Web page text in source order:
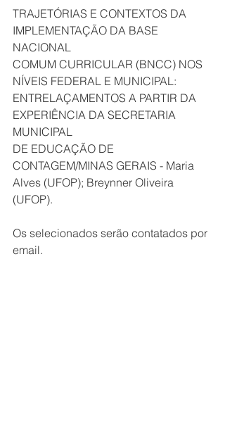
TRAJETÓRIAS E CONTEXTOS DA
IMPLEMENTAÇÃO DA BASE
NACIONAL
COMUM CURRICULAR (BNCC) NOS
NÍVEIS FEDERAL E MUNICIPAL:
ENTRELAÇAMENTOS A PARTIR DA
EXPERIÊNCIA DA SECRETARIA
MUNICIPAL
DE EDUCAÇÃO DE
CONTAGEM/MINAS GERAIS - Maria
Alves (UFOP); Breynner Oliveira
(UFOP).
Os selecionados serão contatados por
email.